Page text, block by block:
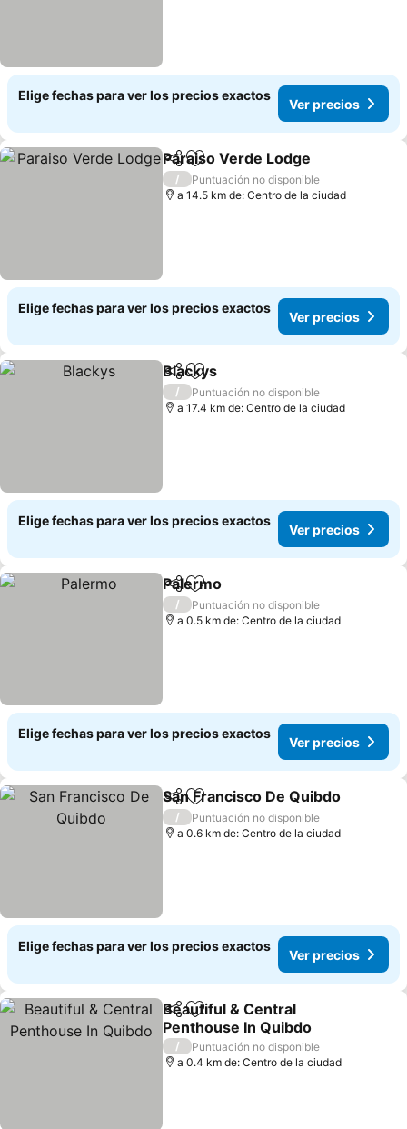
Elige fechas para ver los precios exactos
Ver precios
CompartirAgregar a favoritos
Paraiso Verde Lodge
/
Puntuación no disponible
a 14.5 km de: Centro de la ciudad
Elige fechas para ver los precios exactos
Ver precios
CompartirAgregar a favoritos
Blackys
/
Puntuación no disponible
a 17.4 km de: Centro de la ciudad
Elige fechas para ver los precios exactos
Ver precios
CompartirAgregar a favoritos
Palermo
/
Puntuación no disponible
a 0.5 km de: Centro de la ciudad
Elige fechas para ver los precios exactos
Ver precios
CompartirAgregar a favoritos
San Francisco De Quibdo
/
Puntuación no disponible
a 0.6 km de: Centro de la ciudad
Elige fechas para ver los precios exactos
Ver precios
CompartirAgregar a favoritos
Beautiful & Central
Penthouse In Quibdo
Ver precios
/
Puntuación no disponible
a 0.4 km de: Centro de la ciudad